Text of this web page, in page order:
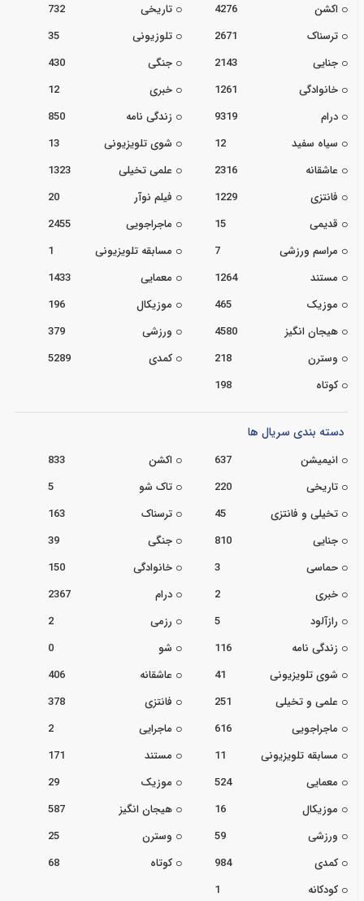
اکشن
4276 تاریخی
732
ترسناک
2671 تلوزیونی
35
جنایی
2143 جنگی
430
خانوادگی
1261 خبری
12
درام
9319 زندگی نامه
850
سیاه سفید
12 شوی تلویزیونی
13
عاشقانه
2316 علمی تخیلی
1323
فانتزی
1229 فیلم نوآر
20
قدیمی
15 ماجراجویی
2455
مراسم ورزشی
7 مسابقه تلویزیونی
1
مستند
1264 معمایی
1433
موزیک
465 موزیکال
196
هیجان انگیز
4580 ورزشی
379
وسترن
218 کمدی
5289
کوتاه
198
دسته بندی سریال ها
انیمیشن 637 اکشن
833
تاریخی
220 تاک شو
5
تخیلی و فانتزی
45 ترسناک
163
جنایی
810 جنگی
39
حماسی
3 خانوادگی
150
خبری
2 درام
2367
رازآلود
5 رزمی
2
زندگی نامه
116 شو
0
شوی تلویزیونی
41 عاشقانه
406
علمی و تخیلی
251 فانتزی
378
ماجراجویی
616 ماجرایی
2
مسابقه تلویزیونی
11 مستند
171
معمایی
524 موزیک
29
موزیکال
16 هیجان انگیز
587
ورزشی
59 وسترن
25
کمدی
984 کوتاه
68
کودکانه
1